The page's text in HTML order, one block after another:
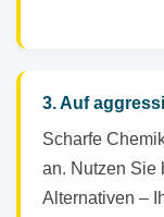
3. Auf
Scharfe
an. Nutzen Sie
Alternativen –